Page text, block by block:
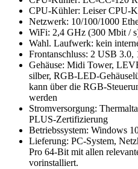
CPU-Kühler: Leiser CPU-
Netzwerk: 10/100/1000
WiFi: 2,4 GHz (300 Mbit /
Wahl. Laufwerk: kein
Frontanschluss: 2 USB
Gehäuse: Midi Tower,
silber, RGB-LED-
kann über die RGB-
werden
Stromversorgung:
PLUS-Zertifizierung
Betriebssystem: Windows
Lieferung: PC-System,
Pro 64-Bit mit allen
vorinstalliert.